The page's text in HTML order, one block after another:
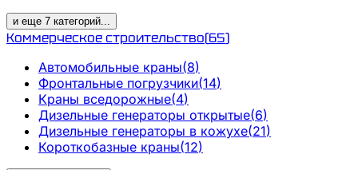
и еще 7 категорий...
Коммерческое строительство(65)
Автомобильные краны(8)
Фронтальные погрузчики(14)
Краны вседорожные(4)
Дизельные генераторы открытые(6)
Дизельные генераторы в кожухе(21)
Короткобазные краны(12)